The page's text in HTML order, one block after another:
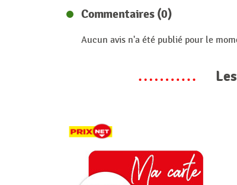
Commentaires (0)
Aucun avis n'a été publié pour le